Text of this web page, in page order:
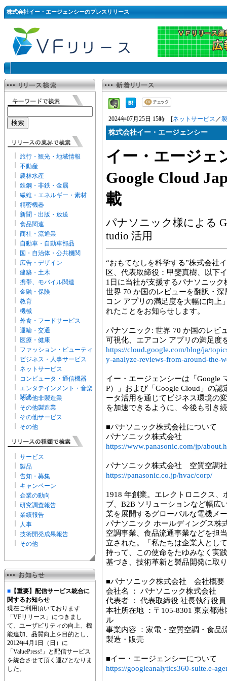
株式会社イー・エージェンシーのプレスリリース
旅行・観光・地域情報
不動産
農林水産
鉄鋼・非鉄・金属
繊維・エネルギー・素材
精密機器
新聞・出版・放送
食品関連
商社・流通業
自動車・自動車部品
国・自治体・公共機関
広告・デザイン
建築・土木
携帯、モバイル関連
金融・保険
教育
機械
外食・フードサービス
運輸・交通
医療・健康
ファッション・ビューティ
ー
ビジネス・人事サービス
ネットサービス
コンピュータ・通信機器
エンタテインメント・音楽
関連
その他非製造業
その他製造業
その他サービス
その他
サービス
製品
告知・募集
キャンペーン
企業の動向
研究調査報告
業績報告
人事
技術開発成果報告
その他
■ 【重要】配信サービス統合に
関するお知らせ
現在ご利用頂いております
「VFリリース」につきまし
て、ユーザビリティの向上、機
能追加、品質向上を目的とし、
2012年4月1日（日）に
「ValuePress!」と配信サービス
を統合させて頂く運びとなりま
した。
2024年07月25日 15時 [ネットサービス ／
株式会社イー・エージェンシー
イー・エージェ
Google Cloud
載
パナソニック様による
tudio 活用
“おもてなしを科学する”株式会社
区、代表取締役：甲斐真樹、以下
1日に当社が支援するパナソニッ
世界 70 か国のレビューを翻訳・
コン アプリの満足度を大幅に向上
れたことをお知らせします。
パナソニック: 世界 70 か国のレビ
可視化、エアコン アプリの満足度
https://cloud.google.com/blog/ja/
y-analyze-reviews-from-around-the-
イー・エージェンシーは「Google
P）」および「Google Cloud」の
ータ活用を通じてビジネス環境の
を加速できるように、今後も引き
■パナソニック株式会社について
パナソニック株式会社
https://www.panasonic.com/jp/
パナソニック株式会社 空質空調社
https://panasonic.co.jp/hvac/corp/
1918 年創業。エレクトロニクス
ブ、B2B ソリューションなど幅広
業を展開するグローバルな電機メ
パナソニック ホールディングス株
空調事業、食品流通事業などを担
立された。「私たちは企業人とし
持って、この使命をたゆみなく実
基づき、技術革新と製品開発に取
■パナソニック株式会社 会社概要
会社名 ： パナソニック株式会社
代表者 ： 代表取締役 社長執行役
本社所在地 ：〒105-8301 東京都
ル
事業内容 ：家電・空質空調・食品
製造・販売
■イー・エージェンシーについて
https://googleanalytics360-suite.e-